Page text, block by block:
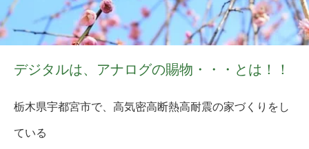
デジタルは、アナログの賜物・・・とは！！
栃木県宇都宮市で、高気密高断熱高耐震の家づくりをし
ている